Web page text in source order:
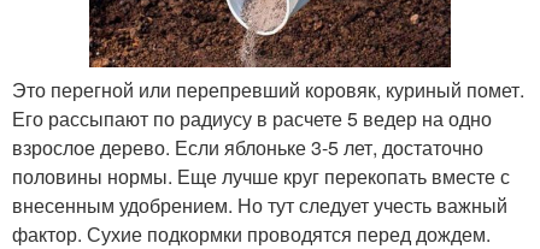
Это перегной или перепревший коровяк, куриный помет.
Его рассыпают по радиусу в расчете 5 ведер на одно
взрослое дерево. Если яблоньке 3-5 лет, достаточно
половины нормы. Еще лучше круг перекопать вместе с
внесенным удобрением. Но тут следует учесть важный
фактор. Сухие подкормки проводятся перед дождем.